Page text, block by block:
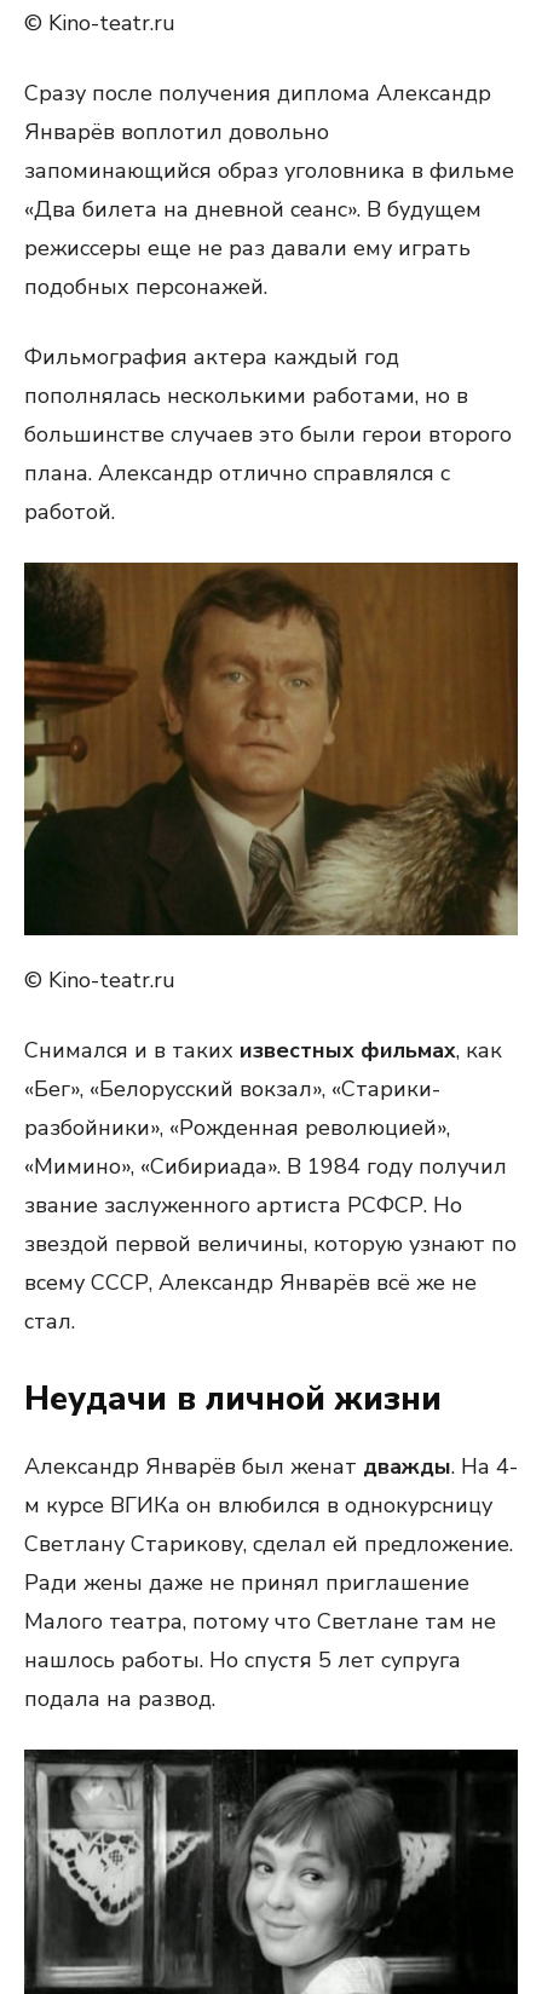
© Kino-teatr.ru
Сразу после получения диплома Александр
Январёв воплотил довольно
запоминающийся образ уголовника в фильме
«Два билета на дневной сеанс». В будущем
режиссеры еще не раз давали ему играть
подобных персонажей.
Фильмография актера каждый год
пополнялась несколькими работами, но в
большинстве случаев это были герои второго
плана. Александр отлично справлялся с
работой.
© Kino-teatr.ru
Снимался и в таких известных фильмах, как
«Бег», «Белорусский вокзал», «Старики-
разбойники», «Рожденная революцией»,
«Мимино», «Сибириада». В 1984 году получил
звание заслуженного артиста РСФСР. Но
звездой первой величины, которую узнают по
всему СССР, Александр Январёв всё же не
стал.
Неудачи в личной жизни
Александр Январёв был женат дважды. На 4-
м курсе ВГИКа он влюбился в однокурсницу
Светлану Старикову, сделал ей предложение.
Ради жены даже не принял приглашение
Малого театра, потому что Светлане там не
нашлось работы. Но спустя 5 лет супруга
подала на развод.